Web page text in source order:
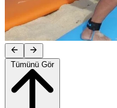
Tümünü Gör